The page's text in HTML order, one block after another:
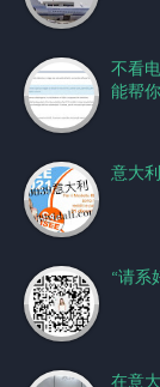
不看
能帮
意大
“请系
在意